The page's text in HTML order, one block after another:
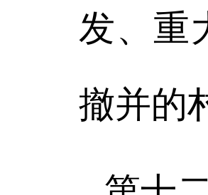
发、重
撤并的